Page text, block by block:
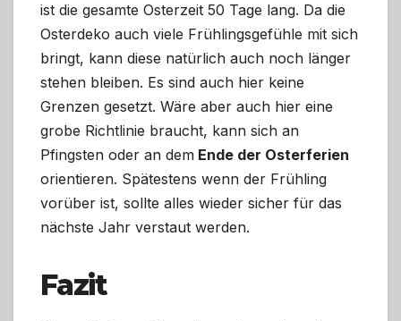
ist die gesamte Osterzeit 50 Tage lang. Da die
Osterdeko auch viele Frühlingsgefühle mit sich
bringt, kann diese natürlich auch noch länger
stehen bleiben. Es sind auch hier keine
Grenzen gesetzt. Wäre aber auch hier eine
grobe Richtlinie braucht, kann sich an
Pfingsten oder an dem Ende der Osterferien
orientieren. Spätestens wenn der Frühling
vorüber ist, sollte alles wieder sicher für das
nächste Jahr verstaut werden.
Fazit